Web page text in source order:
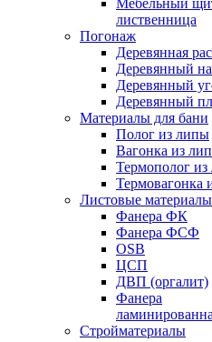
Мебельный
лиственница
Погонаж
Деревянная
Деревянный
Деревянный
Деревянный
Материалы для бани
Полог из липы
Вагонка из
Термополог
Термовагонка
Листовые материалы
Фанера ФК
Фанера ФСФ
OSB
ЦСП
ДВП (оргалит)
Фанера
Стройматериалы